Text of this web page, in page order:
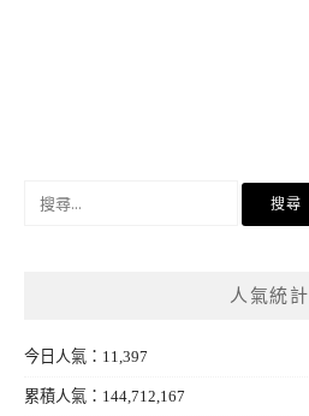
人氣統計
今日人氣：11,397
累積人氣：144,712,167